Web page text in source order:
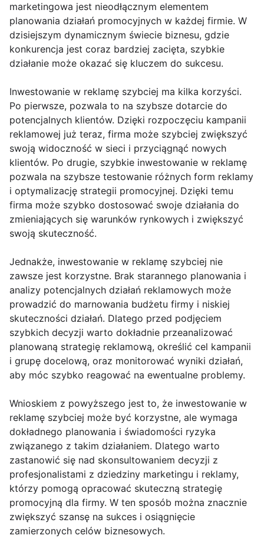
marketingowa jest nieodłącznym elementem
planowania działań promocyjnych w każdej firmie. W
dzisiejszym dynamicznym świecie biznesu, gdzie
konkurencja jest coraz bardziej zacięta, szybkie
działanie może okazać się kluczem do sukcesu.
Inwestowanie w reklamę szybciej ma kilka korzyści.
Po pierwsze, pozwala to na szybsze dotarcie do
potencjalnych klientów. Dzięki rozpoczęciu kampanii
reklamowej już teraz, firma może szybciej zwiększyć
swoją widoczność w sieci i przyciągnąć nowych
klientów. Po drugie, szybkie inwestowanie w reklamę
pozwala na szybsze testowanie różnych form reklamy
i optymalizację strategii promocyjnej. Dzięki temu
firma może szybko dostosować swoje działania do
zmieniających się warunków rynkowych i zwiększyć
swoją skuteczność.
Jednakże, inwestowanie w reklamę szybciej nie
zawsze jest korzystne. Brak starannego planowania i
analizy potencjalnych działań reklamowych może
prowadzić do marnowania budżetu firmy i niskiej
skuteczności działań. Dlatego przed podjęciem
szybkich decyzji warto dokładnie przeanalizować
planowaną strategię reklamową, określić cel kampanii
i grupę docelową, oraz monitorować wyniki działań,
aby móc szybko reagować na ewentualne problemy.
Wnioskiem z powyższego jest to, że inwestowanie w
reklamę szybciej może być korzystne, ale wymaga
dokładnego planowania i świadomości ryzyka
związanego z takim działaniem. Dlatego warto
zastanowić się nad skonsultowaniem decyzji z
profesjonalistami z dziedziny marketingu i reklamy,
którzy pomogą opracować skuteczną strategię
promocyjną dla firmy. W ten sposób można znacznie
zwiększyć szansę na sukces i osiągnięcie
zamierzonych celów biznesowych.